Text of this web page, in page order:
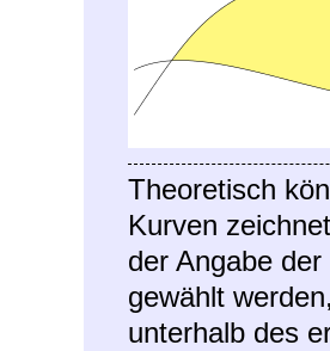
Theoretisch
Kurven
der Angabe
gewählt
unterhalb des